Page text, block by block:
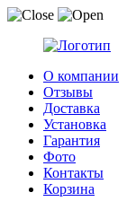
О компании
Отзывы
Доставка
Установка
Гарантия
Фото
Контакты
Корзина